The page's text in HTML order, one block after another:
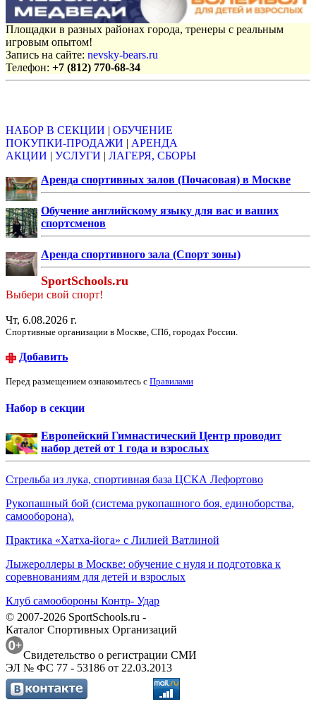
Площадки в разных районах города, тренеры с реальным
игровым опытом!
Запись на сайте: nevsky-bears.ru
Телефон: +7 (812) 770-68-34
НАБОР В СЕКЦИИ | ОБУЧЕНИЕ
ПОКУПКИ-ПРОДАЖИ | АРЕНДА
АКЦИИ | УСЛУГИ | ЛАГЕРЯ, СБОРЫ
Аренда спортивных залов (Почасовая) в Москве
Обучение английскому языку для вас и ваших
спортсменов
Аренда спортивного зала (Спорт зоны)
SportSchools.ru
Выбери свой спорт!
Чт, 6.08.2026 г.
Спортивные организации в Москве, СПб, городах России.
Добавить
Перед размещением ознакомьтесь с Правилами
Набор в секции
Европейский Гимнастический Центр проводит
набор детей от 1 года и взрослых
Стрельба из лука, спортивная база ЦСКА Лефортово
Рукопашный бой (система рукопашного боя, единоборства,
самооборона).
Практика «Хатха-йога» с Лилией Ватлиной
Лыжероллеры в Москве: обучение с нуля и подготовка к
соревнованиям для детей и взрослых
Клуб самообороны Контр- Удар
© 2007-2026 SportSchools.ru -
Каталог Спортивных Организаций
Свидетельство о регистрации СМИ
ЭЛ № ФС 77 - 53186 от 22.03.2013